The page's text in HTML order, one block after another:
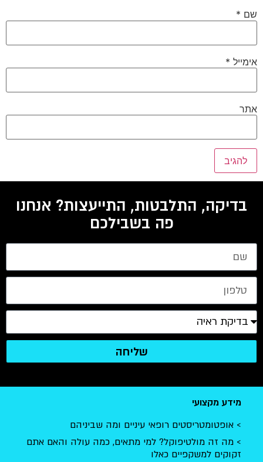
שם *
אימייל *
אתר
בדיקה, התלבטות, התייעצות? אנחנו
פה בשבילכם
שליחה
מידע מקצועי
אופטומטריסטים רופאי עיניים ומה שביניהם
מה זה מולטיפוקל? למי מתאים, כמה עולה והאם אתם
זקוקים למשקפיים כאלו